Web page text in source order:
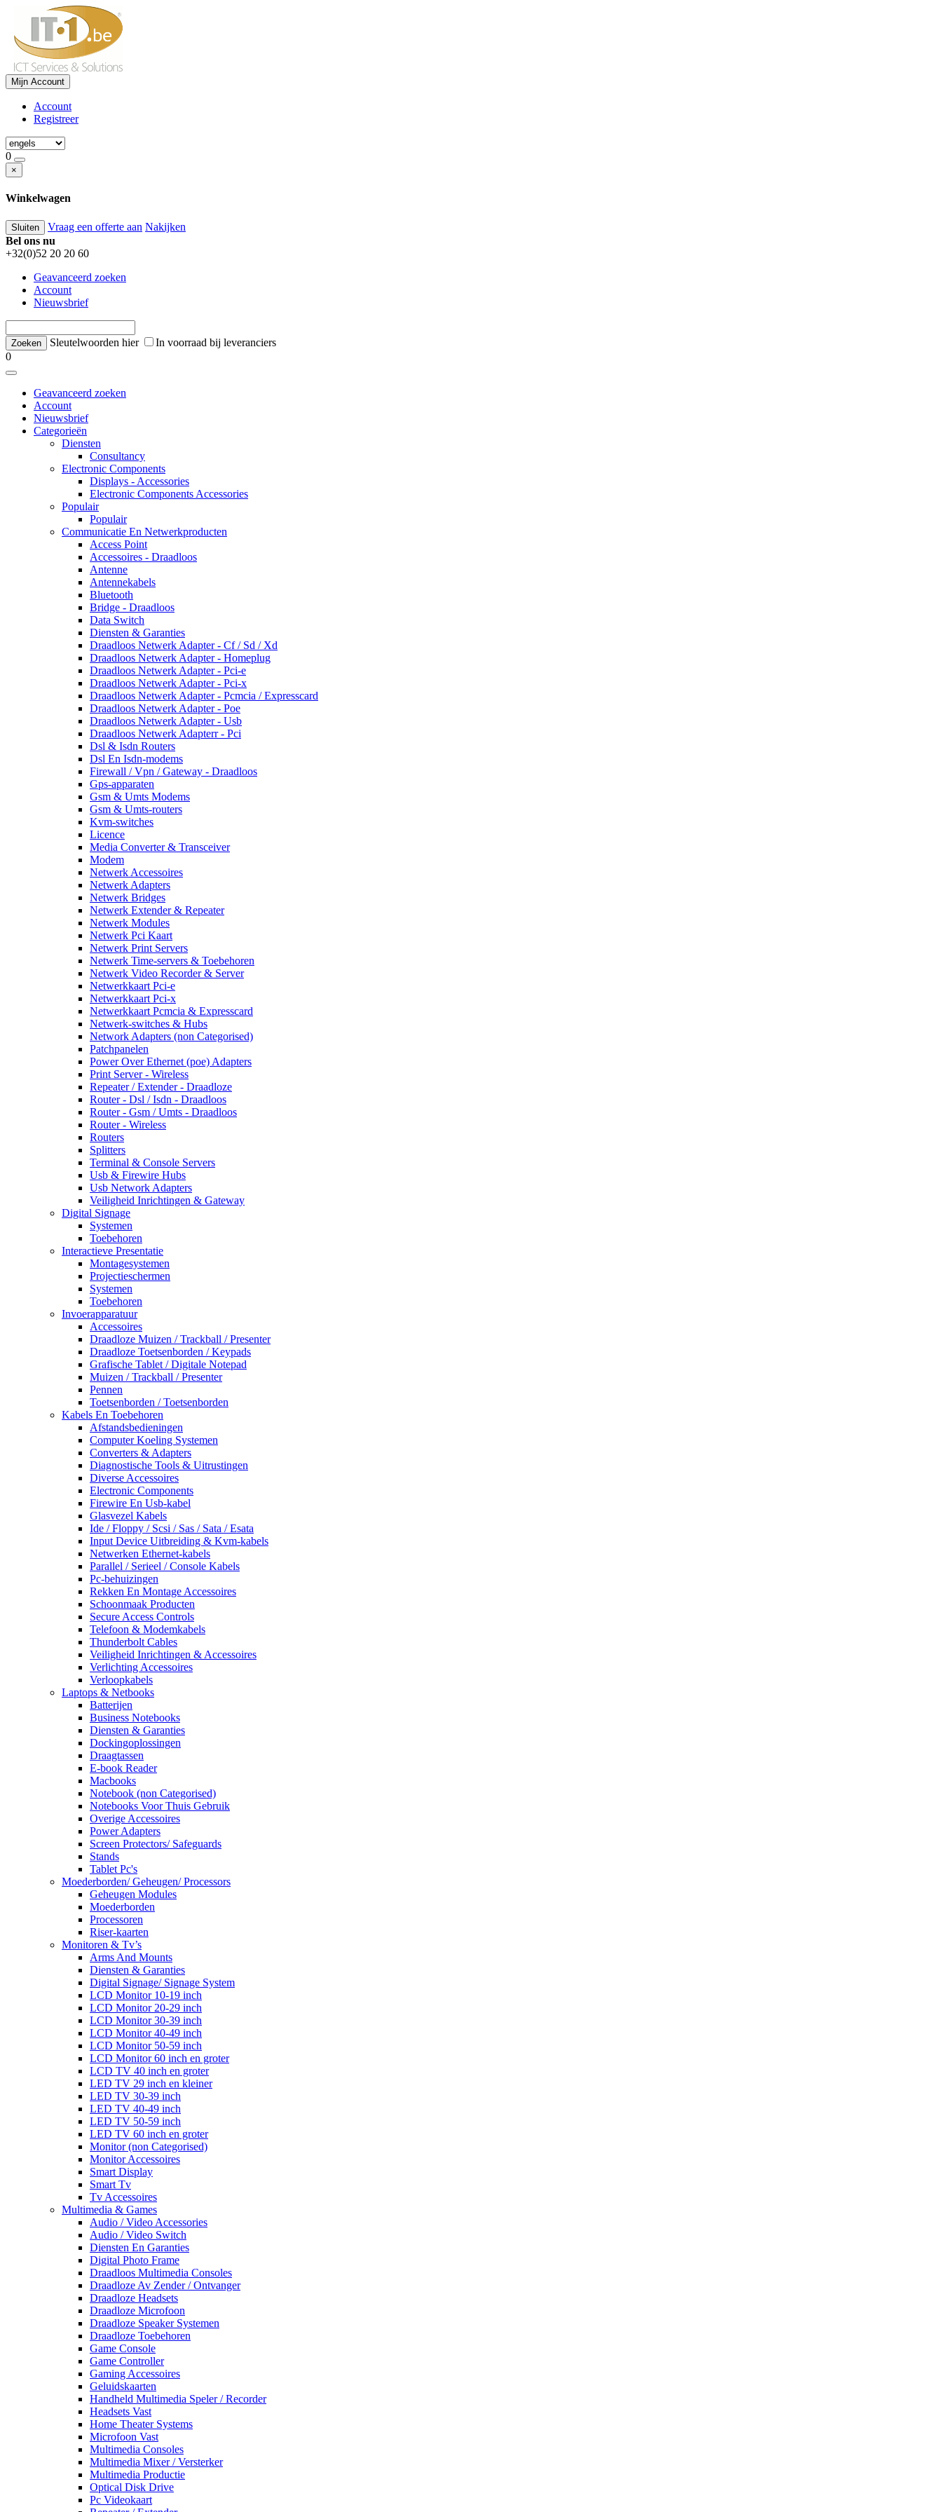
Mijn Account
Account
Registreer
0
×
Winkelwagen
Sluiten Vraag een offerte aan Nakijken
Bel ons nu
+32(0)52 20 20 60
Geavanceerd zoeken
Account
Nieuwsbrief
Sleutelwoorden hier
In voorraad bij leveranciers
0
Geavanceerd zoeken
Account
Nieuwsbrief
Categorieën
Diensten
Consultancy
Electronic Components
Displays - Accessories
Electronic Components Accessories
Populair
Populair
Communicatie En Netwerkproducten
Access Point
Accessoires - Draadloos
Antenne
Antennekabels
Bluetooth
Bridge - Draadloos
Data Switch
Diensten & Garanties
Draadloos Netwerk Adapter - Cf / Sd / Xd
Draadloos Netwerk Adapter - Homeplug
Draadloos Netwerk Adapter - Pci-e
Draadloos Netwerk Adapter - Pci-x
Draadloos Netwerk Adapter - Pcmcia / Expresscard
Draadloos Netwerk Adapter - Poe
Draadloos Netwerk Adapter - Usb
Draadloos Netwerk Adapterr - Pci
Dsl & Isdn Routers
Dsl En Isdn-modems
Firewall / Vpn / Gateway - Draadloos
Gps-apparaten
Gsm & Umts Modems
Gsm & Umts-routers
Kvm-switches
Licence
Media Converter & Transceiver
Modem
Netwerk Accessoires
Netwerk Adapters
Netwerk Bridges
Netwerk Extender & Repeater
Netwerk Modules
Netwerk Pci Kaart
Netwerk Print Servers
Netwerk Time-servers & Toebehoren
Netwerk Video Recorder & Server
Netwerkkaart Pci-e
Netwerkkaart Pci-x
Netwerkkaart Pcmcia & Expresscard
Netwerk-switches & Hubs
Network Adapters (non Categorised)
Patchpanelen
Power Over Ethernet (poe) Adapters
Print Server - Wireless
Repeater / Extender - Draadloze
Router - Dsl / Isdn - Draadloos
Router - Gsm / Umts - Draadloos
Router - Wireless
Routers
Splitters
Terminal & Console Servers
Usb & Firewire Hubs
Usb Network Adapters
Veiligheid Inrichtingen & Gateway
Digital Signage
Systemen
Toebehoren
Interactieve Presentatie
Montagesystemen
Projectieschermen
Systemen
Toebehoren
Invoerapparatuur
Accessoires
Draadloze Muizen / Trackball / Presenter
Draadloze Toetsenborden / Keypads
Grafische Tablet / Digitale Notepad
Muizen / Trackball / Presenter
Pennen
Toetsenborden / Toetsenborden
Kabels En Toebehoren
Afstandsbedieningen
Computer Koeling Systemen
Converters & Adapters
Diagnostische Tools & Uitrustingen
Diverse Accessoires
Electronic Components
Firewire En Usb-kabel
Glasvezel Kabels
Ide / Floppy / Scsi / Sas / Sata / Esata
Input Device Uitbreiding & Kvm-kabels
Netwerken Ethernet-kabels
Parallel / Serieel / Console Kabels
Pc-behuizingen
Rekken En Montage Accessoires
Schoonmaak Producten
Secure Access Controls
Telefoon & Modemkabels
Thunderbolt Cables
Veiligheid Inrichtingen & Accessoires
Verlichting Accessoires
Verloopkabels
Laptops & Netbooks
Batterijen
Business Notebooks
Diensten & Garanties
Dockingoplossingen
Draagtassen
E-book Reader
Macbooks
Notebook (non Categorised)
Notebooks Voor Thuis Gebruik
Overige Accessoires
Power Adapters
Screen Protectors/ Safeguards
Stands
Tablet Pc's
Moederborden/ Geheugen/ Processors
Geheugen Modules
Moederborden
Processoren
Riser-kaarten
Monitoren & Tv’s
Arms And Mounts
Diensten & Garanties
Digital Signage/ Signage System
LCD Monitor 10-19 inch
LCD Monitor 20-29 inch
LCD Monitor 30-39 inch
LCD Monitor 40-49 inch
LCD Monitor 50-59 inch
LCD Monitor 60 inch en groter
LCD TV 40 inch en groter
LED TV 29 inch en kleiner
LED TV 30-39 inch
LED TV 40-49 inch
LED TV 50-59 inch
LED TV 60 inch en groter
Monitor (non Categorised)
Monitor Accessoires
Smart Display
Smart Tv
Tv Accessoires
Multimedia & Games
Audio / Video Accessories
Audio / Video Switch
Diensten En Garanties
Digital Photo Frame
Draadloos Multimedia Consoles
Draadloze Av Zender / Ontvanger
Draadloze Headsets
Draadloze Microfoon
Draadloze Speaker Systemen
Draadloze Toebehoren
Game Console
Game Controller
Gaming Accessoires
Geluidskaarten
Handheld Multimedia Speler / Recorder
Headsets Vast
Home Theater Systems
Microfoon Vast
Multimedia Consoles
Multimedia Mixer / Versterker
Multimedia Productie
Optical Disk Drive
Pc Videokaart